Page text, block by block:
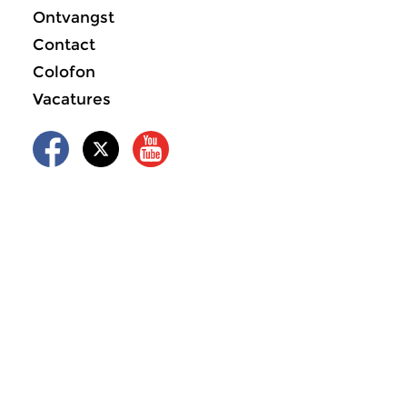
Ontvangst
Contact
Colofon
Vacatures